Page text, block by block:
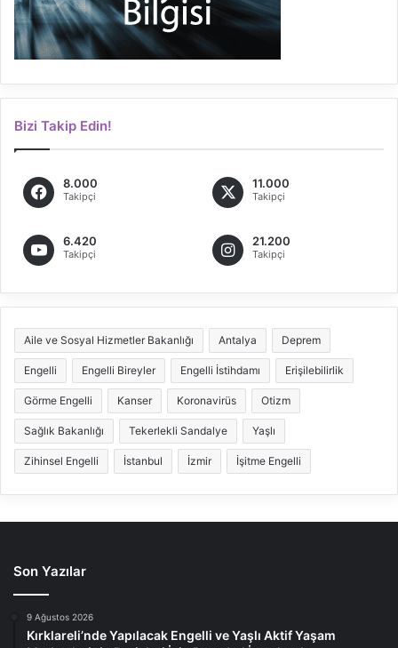
Bizi Takip Edin!
8.000
Takipçi
11.000
Takipçi
6.420
Takipçi
21.200
Takipçi
Aile ve Sosyal Hizmetler Bakanlığı Antalya Deprem
Engelli Engelli Bireyler Engelli İstihdamı Erişilebilirlik
Görme Engelli Kanser Koronavirüs Otizm
Sağlık Bakanlığı Tekerlekli Sandalye Yaşlı
Zihinsel Engelli İstanbul İzmir İşitme Engelli
Son Yazılar
9 Ağustos 2026
Kırklareli’nde Yapılacak Engelli ve Yaşlı Aktif Yaşam